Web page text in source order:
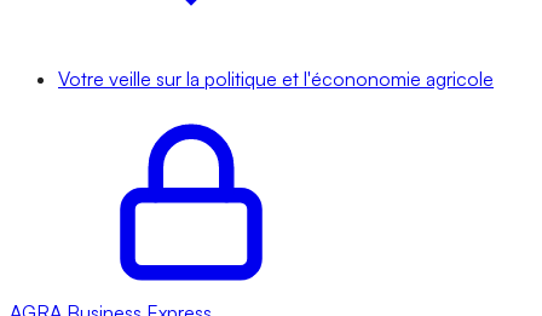
Votre veille sur la politique et l'écononomie agricole